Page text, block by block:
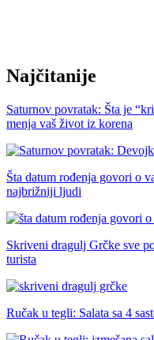
Najčitanije
Saturnov povratak: Šta je
menja vaš život iz korena
Šta datum rođenja govori o
najbrižniji ljudi
Skriveni dragulj Grčke sve
turista
Ručak u tegli: Salata sa 4